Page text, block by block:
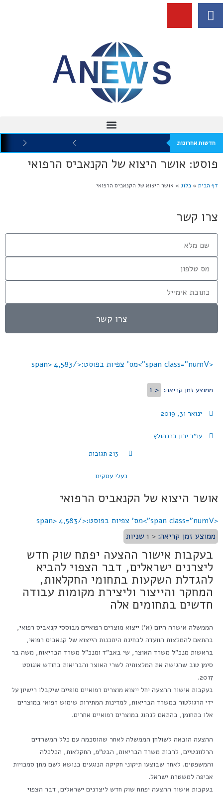
חדשות אחרונות
פוסט: אושר היצוא של הקנאביס הרפואי
דף הבית » בלוג » אושר היצוא של הקנאביס הרפואי
<span class="numV">מס' צפיות בפוסט:</span> 4,583
ממוצע זמן קריאה: < 1
ינואר 31, 2019
עו"ד ירון ברנהולץ
213 תגובות
בעלי עסקים
אושר היצוא של הקנאביס הרפואי
<span class="numV">מס' צפיות בפוסט:</span>
4,583
ממוצע זמן קריאה: < 1 שניות
בעקבות אישור ההצעה יפתח שוק חדש
ליצרנים ישראלים, דבר הצפוי להביא
להגדלת השקעות בתחומי החקלאות,
המחקר והייצור וליצירת מקומות עבודה
חדשים בתחומים אלה
הממשלה אישרה היום (א') ייצוא מוצרים רפואיים מבוססי קנאביס רפואי,
בהתאם להמלצות הוועדה לבחינת היתכנות הייצוא של קנאביס רפואי,
בראשות מנכ"ל משרד האוצר, שי באב"ד ומנכ"ל משרד הבריאות, משה בר
סימן טוב שהגישה את המלצותיה לשרי האוצר והבריאות בחודש אוגוסט
2017.
בעקבות אישור ההצעה יחל ייצוא מוצרים רפואיים סופיים שיקבלו רישיון על
ידי הרגולטור במשרד הבריאות, למדינות המתירות שימוש רפואי במוצרים
אלו בתחומן, בהתאם לנהוג במוצרים רפואיים אחרים.
ההצעה הובאה לשולחן הממשלה לאחר שהוסכמה עם כלל המשרדים
הרלוונטיים, לרבות משרד הבריאות, הבט"פ, החקלאות, הכלכלה
והמשפטים. לאחר שבוצעו תיקוני חקיקה הנוגעים בנושא לשם מתן סמכויות
אכיפה למשטרת ישראל.
בעקבות אישור ההצעה יפתח שוק חדש ליצרנים ישראלים, דבר הצפוי
צרו קשר
צרו קשר